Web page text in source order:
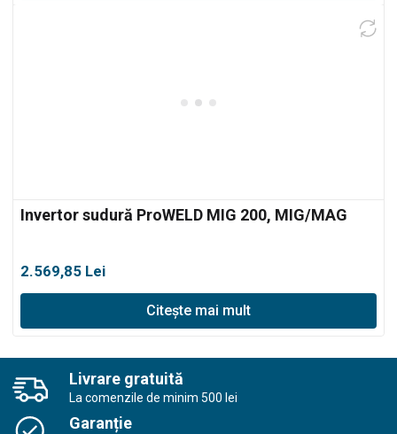
Invertor sudură ProWELD MIG 200, MIG/MAG
2.569,85 Lei
Citește mai mult
Livrare gratuită
La comenzile de minim 500 lei
Garanție